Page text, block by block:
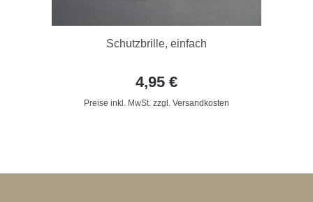
Schutzbrille, einfach
4,95 €
Preise inkl. MwSt. zzgl. Versandkosten